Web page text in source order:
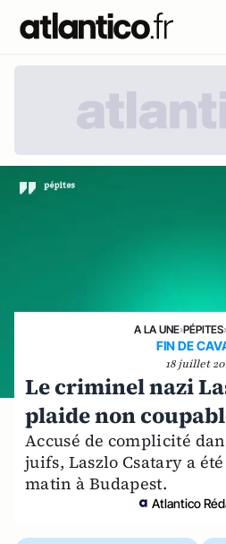
A LA UNE›PÉPITES›
FIN DE
18 juillet
Le criminel nazi
plaide non
Accusé de complicité
juifs, Laszlo Csatary a
matin à Budapest.
Atlantico